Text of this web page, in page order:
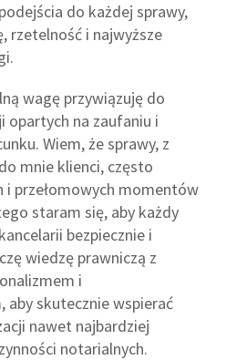
do każdej sprawy,
rzetelność i najwyższe
wagę przywiązuję do
opartych na zaufaniu i
Wiem, że sprawy, z
mnie klienci, często
i przełomowych momentów
staram się, aby każdy
bezpiecznie i
wiedzę prawniczą z
i
aby skutecznie wspierać
nawet najbardziej
notarialnych.